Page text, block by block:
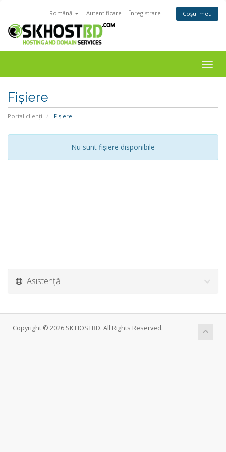
Română Autentificare Înregistrare Coșul meu
Fișiere
Portal clienți Fișiere
Nu sunt fișiere disponibile
Asistență
Copyright © 2026 SK HOSTBD. All Rights Reserved.